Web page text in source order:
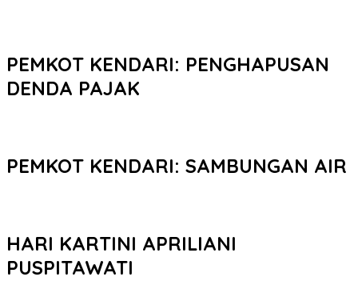
PEMKOT KENDARI: PENGHAPUSAN
DENDA PAJAK
PEMKOT KENDARI: SAMBUNGAN AIR
HARI KARTINI APRILIANI
PUSPITAWATI